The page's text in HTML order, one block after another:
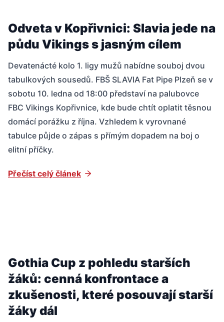
Odveta v Kopřivnici: Slavia jede na
půdu Vikings s jasným cílem
Devatenácté kolo 1. ligy mužů nabídne souboj dvou
tabulkových sousedů. FBŠ SLAVIA Fat Pipe Plzeň se v
sobotu 10. ledna od 18:00 představí na palubovce
FBC Vikings Kopřivnice, kde bude chtít oplatit těsnou
domácí porážku z října. Vzhledem k vyrovnané
tabulce půjde o zápas s přímým dopadem na boj o
elitní příčky.
Přečíst celý článek
Gothia Cup z pohledu starších
žáků: cenná konfrontace a
zkušenosti, které posouvají starší
žáky dál